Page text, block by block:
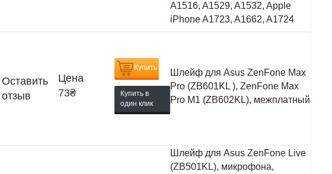
A1516, A1529, A1532, Apple
iPhone A1723, A1662, A1724
Оставить
отзыв
Цена
73₴
Купить
Купить в
один клик
Шлейф для Asus ZenFone Max
Pro (ZB601KL ), ZenFone Max
Pro M1 (ZB602KL), межплатный
Шлейф для Asus ZenFone Live
(ZB501KL), микрофона,